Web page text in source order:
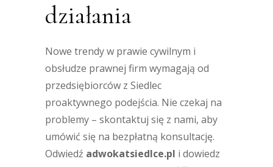
działania
Nowe trendy w prawie cywilnym i
obsłudze prawnej firm wymagają od
przedsiębiorców z Siedlec
proaktywnego podejścia. Nie czekaj na
problemy – skontaktuj się z nami, aby
umówić się na bezpłatną konsultację.
Odwiedź adwokatsiedlce.pl i dowiedz